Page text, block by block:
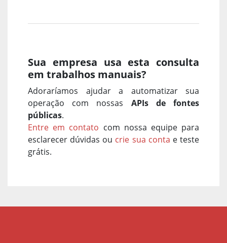
Sua empresa usa esta consulta
em trabalhos manuais?
Adoraríamos ajudar a automatizar sua
operação com nossas APIs de fontes
públicas.
Entre em contato com nossa equipe para
esclarecer dúvidas ou crie sua conta e teste
grátis.